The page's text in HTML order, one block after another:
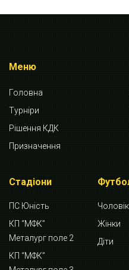
Меню
Головна
Турніри
Рішення КДК
Призначення
Стадіони
ПС Юність
КП “МФК”
Металург поле 2
КП “МФК”
Жінки
Діти